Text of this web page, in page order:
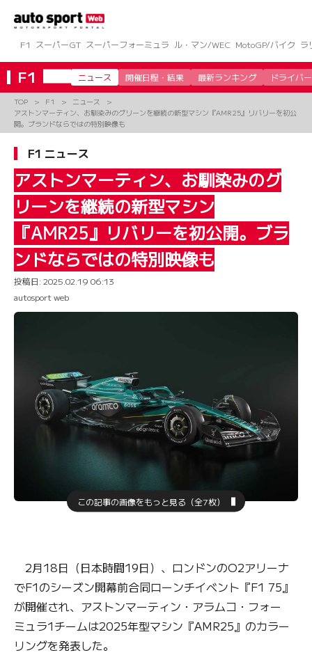
ツ
へ
ス
キ
F1 スーパーGT スーパーフォーミュラ ル・マン/WEC MotoGP/バイク ラ
F1 ニュース 開催日程・結果 最新ランキング ドライバー
TOP F1
ニュース
アストンマーティン、お馴染みのグリーンを継続の新型マシン『AMR25』リバリーを初公
開。ブランドならではの特別映像も
F1 ニュース
アストンマーティン、お馴染みのグ
リーンを継続の新型マシン
『AMR25』リバリーを初公開。ブラ
ンドならではの特別映像も
投稿日: 2025.02.19 06:13
autosport web
この記事の画像をもっと見る（全7枚）
2月18日（日本時間19日）、ロンドンのO2アリーナ
でF1のシーズン開幕前合同ローンチイベント『F1 75』
が開催され、アストンマーティン・アラムコ・フォー
ミュラ1チームは2025年型マシン『AMR25』のカラー
リングを発表した。